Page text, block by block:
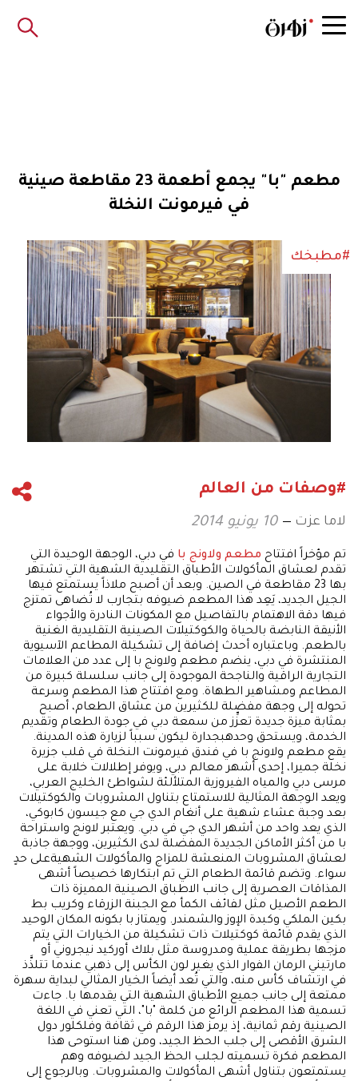
مطعم "با" يجمع أطعمة 23 مقاطعة صينية
في فيرمونت النخلة
#مطبخك
#وصفات من العالم
لاما عزت 10 يونيو 2014
تم مؤخراً افتتاح مطعم ولاونج با في دبي، الوجهة الوحيدة التي
تقدم لعشاق المأكولات الأطباق التقليدية الشهية التي تشتهر
بها 23 مقاطعة في الصين. وبعد أن أصبح ملاذاً يستمتع فيها
الجيل الجديد، يَعِد هذا المطعم ضيوفه بتجارب لا تُضاهى تمتزج
فيها دقة الاهتمام بالتفاصيل مع المكونات النادرة والأجواء
الأنيقة النابضة بالحياة والكوكتيلات الصينية التقليدية الغنية
بالطعم. وباعتباره أحدث إضافة إلى تشكيلة المطاعم الآسيوية
المنتشرة في دبي، ينضم مطعم ولاونج با إلى عدد من العلامات
التجارية الراقية والناجحة الموجودة إلى جانب سلسلة كبيرة من
المطاعم ومشاهير الطهاة. ومع افتتاح هذا المطعم وسرعة
تحوله إلى وجهة مفضلة للكثيرين من عشاق الطعام، أصبح
بمثابة ميزة جديدة تعزِّز من سمعة دبي في جودة الطعام وتقديم
الخدمة، ويستحق وحدهبجدارة ليكون سبباً لزيارة هذه المدينة.
يقع مطعم ولاونج با في فندق فيرمونت النخلة في قلب جزيرة
نخلة جميرا، إحدى أشهر معالم دبي، ويوفر إطلالات خلابة على
مرسى دبي والمياه الفيروزية المتلألئة لشواطئ الخليج العربي،
ويعد الوجهة المثالية للاستمتاع بتناول المشروبات والكوكتيلات
بعد وجبة عشاء شهية على أنغام الدي جي مع جيسون كابوكي،
الذي يعد واحد من أشهر الدي جي في دبي. ويعتبر لاونج واستراحة
با من أكثر الأماكن الجديدة المفضلة لدى الكثيرين، ووجهة جاذبة
لعشاق المشروبات المنعشة للمزاج والمأكولات الشهيةعلى حدٍ
سواء. وتضم قائمة الطعام التي تم ابتكارها خصيصاً أشهى
المذاقات العصرية إلى جانب الاطباق الصينية المميزة ذات
الطعم الأصيل مثل لفائف الكمأ مع الجبنة الزرقاء وكريب بط
بكين الملكي وكبدة الإوز والشمندر. ويمتاز با بكونه المكان الوحيد
الذي يقدم قائمة كوكتيلات ذات تشكيلة من الخيارات التي يتم
مزجها بطريقة عملية ومدروسة مثل بلاك أوركيد نيجروني أو
مارتيني الرمان الفوار الذي يغير لون الكأس إلى ذهبي عندما تتلذَّذ
في ارتشاف كأس منه، والتي تُعد أيضاً الخيار المثالي لبداية سهرة
ممتعة إلى جانب جميع الأطباق الشهية التي يقدمها با. جاءت
تسمية هذا المطعم الرائع من كلمة "با"، التي تعني في اللغة
الصينية رقم ثمانية، إذ يرمز هذا الرقم في ثقافة وفلكلور دول
الشرق الأقصى إلى جلب الحظ الجيد، ومن هنا استوحى هذا
المطعم فكرة تسميته لجلب الحظ الجيد لضيوفه وهم
يستمتعون بتناول أشهى المأكولات والمشروبات. وبالرجوع إلى